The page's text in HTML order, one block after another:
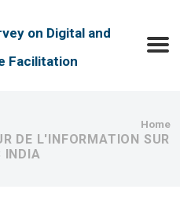
on Digital and
Facilitation
Home
DE L'INFORMATION SUR
INDIA